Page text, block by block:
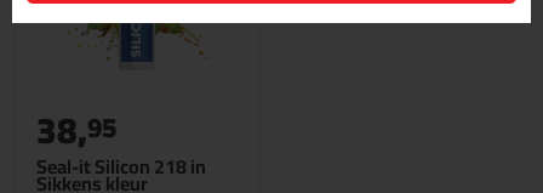
Seal-it Silicon 218 in
Sikkens kleur
38,95